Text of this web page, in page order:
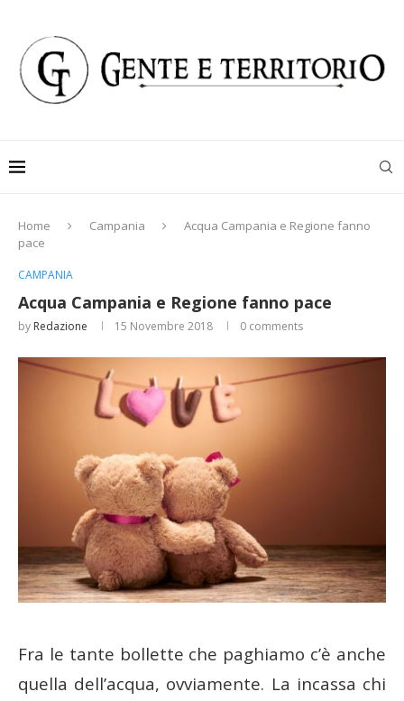
Home Campania
Acqua Campania e Regione fanno
pace
CAMPANIA
Acqua Campania e Regione fanno pace
by Redazione 15 Novembre 2018 0 comments
Fra le tante bollette che paghiamo c’è anche
quella dell’acqua, ovviamente. La incassa chi